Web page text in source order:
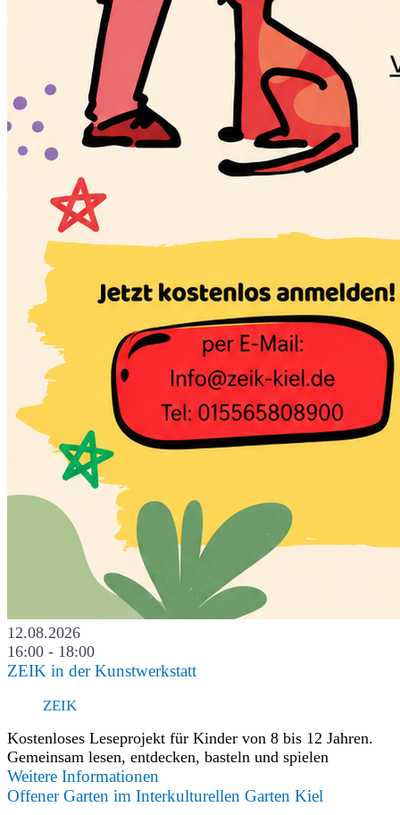
12.08.2026
16:00 - 18:00
ZEIK in der Kunstwerkstatt
ZEIK
Kostenloses Leseprojekt für Kinder von 8 bis 12 Jahren.
Gemeinsam lesen, entdecken, basteln und spielen
Weitere Informationen
Offener Garten im Interkulturellen Garten Kiel